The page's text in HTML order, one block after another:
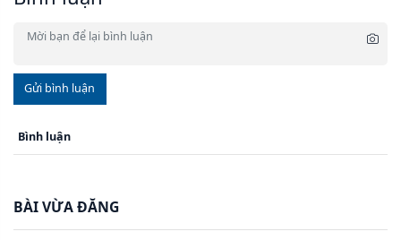
Gửi bình luận
Bình luận
BÀI VỪA ĐĂNG